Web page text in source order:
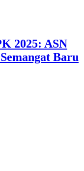
2025: ASN
Baru